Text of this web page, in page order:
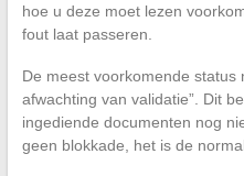
hoe u deze moet lezen
fout laat passeren.
De meest voorkomende status
afwachting van validatie”. Dit
ingediende documenten nog
geen blokkade, het is de